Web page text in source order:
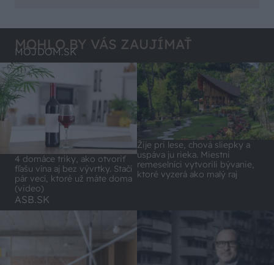
MOHLO BY VÁS ZAUJÍMAŤ
MÔJDOM.SK
4 domáce triky, ako otvoriť
fľašu vína aj bez vývrtky. Stačí
pár vecí, ktoré už máte doma
(video)
Žije pri lese, chová sliepky a
uspáva ju rieka. Miestni
remeselníci vytvorili bývanie,
ktoré vyzerá ako malý raj
ASB.SK